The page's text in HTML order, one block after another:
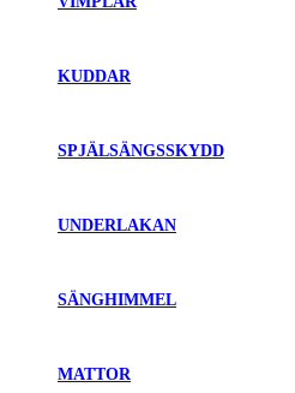
KUDDAR
SPJÄLSÄNGSSKYDD
UNDERLAKAN
SÄNGHIMMEL
MATTOR